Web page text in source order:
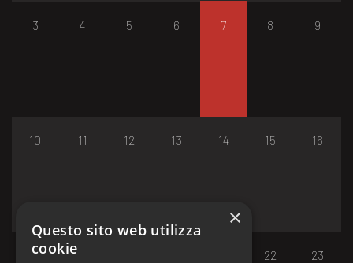
3 4 5 6 7 8 9
10 11 12 13 14 15 16
17 18 22 23
×
Questo sito web utilizza
cookie